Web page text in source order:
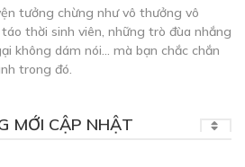
tưởng chừng như vô thưởng vô
thời sinh viên, những trò đùa nhắng
không dám nói… mà bạn chắc chắn
trong đó.
MỚI CẬP NHẬT